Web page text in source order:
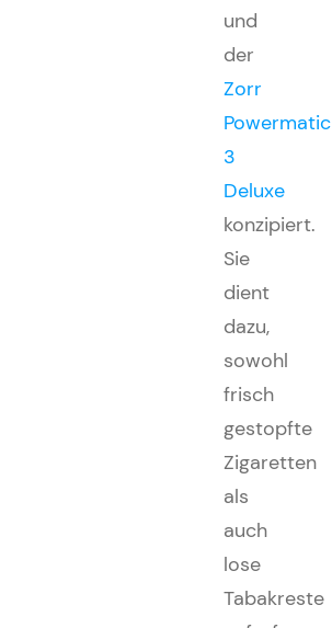
und
der
Zorr
Powermatic
3
Deluxe
konzipiert.
Sie
dient
dazu,
sowohl
frisch
gestopfte
Zigaretten
als
auch
lose
Tabakreste